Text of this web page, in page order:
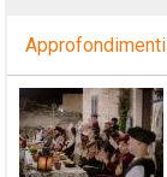
Approfondimenti